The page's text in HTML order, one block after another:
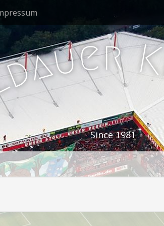
auer
Since 1981